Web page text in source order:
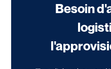
Besoin